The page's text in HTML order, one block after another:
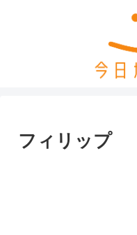
フィリップ